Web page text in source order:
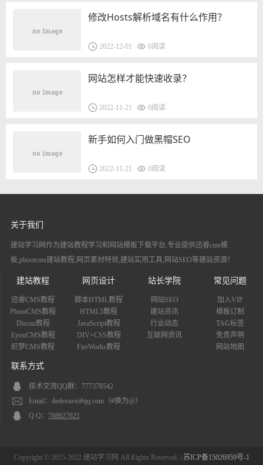
修改Hosts解析域名有什么作用？
2022-12-01 0阅读
网站怎样才能快速收录？
2022-11-21 0阅读
新手如何入门做黑帽SEO
2022-11-21 0阅读
关于我们
建站学习网作为建站教程学习和网站模板下载平台,专业提供迅睿cms模
板,pbootcms建站教程,网页素材特效,建站实用工具,网站SEO等建站资源！
建站教程
迅睿CMS教程
PbootCMS教程
Discuz教程
EyouCMS教程
织梦CMS教程
网页设计
脚本HTML教程
HTML5教程
JavaScript教程
DIV+CSS教程
FireWorks教程
站长学院
网站SEO
建站资讯
行业动态
互联网资讯
常见问题
加入VIP
模板订制
TAG标签
免责声明
网站地图
联系方式
技术交流QQ群：777378542
Email：dedexuexi#qq.com（#换为@）
Q Q： 768627621
Copyright © 2015-2022 建站学习网 All Rights Reserved. | 苏ICP备15026959号-1